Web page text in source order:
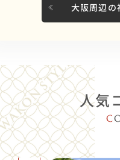
大阪周辺の
人気
C